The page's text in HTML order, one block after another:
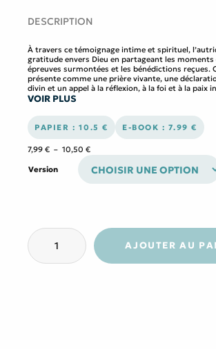
DESCRIPTION
À travers ce témoignage intime et spirituel,
gratitude envers Dieu en partageant les moments
épreuves surmontées et les bénédictions reçues.
présente comme une prière vivante, une
divin et un appel à la réflexion, à la foi et à la paix
des pages, elle invite le lecteur à cultiver la
d’enseignement et de lumière.
VOIR PLUS
PAPIER : 10.5 € E-BOOK : 7.99 €
7,99 € – 10,50 €Plage
de
prix :
7,99 €
à
Version
quantité
de
Une
lettre
AJOUTER AU